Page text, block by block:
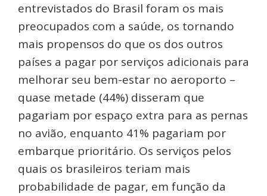
entrevistados do Brasil foram os mais
preocupados com a saúde, os tornando
mais propensos do que os dos outros
países a pagar por serviços adicionais para
melhorar seu bem-estar no aeroporto –
quase metade (44%) disseram que
pagariam por espaço extra para as pernas
no avião, enquanto 41% pagariam por
embarque prioritário. Os serviços pelos
quais os brasileiros teriam mais
probabilidade de pagar, em função da